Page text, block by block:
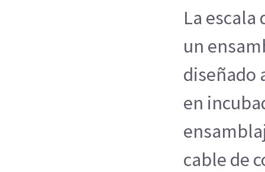
La escala
un
diseñado
en
cable de